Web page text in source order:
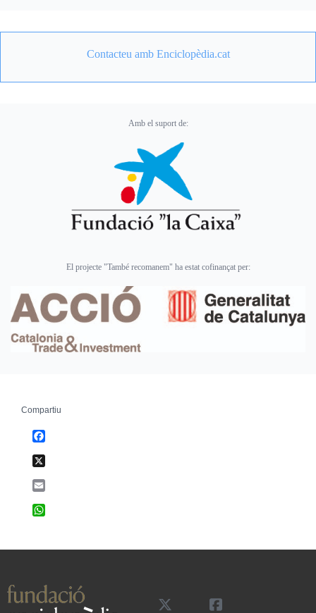
Contacteu amb Enciclopèdia.cat
Amb el suport de:
El projecte "També recomanem" ha estat cofinançat per:
Compartiu